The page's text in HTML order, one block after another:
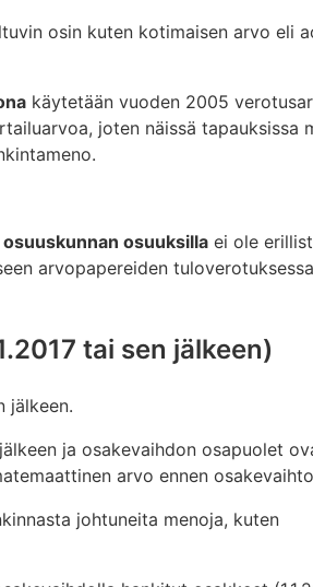
osin kuten kotimaisen arvo eli
käytetään vuoden 2005
joten näissä tapauksissa
osuuksilla ei ole
arvopapereiden tuloverotuksessa
tai sen jälkeen)
jälkeen.
ja osakevaihdon osapuolet
arvo ennen
johtuneita menoja, kuten